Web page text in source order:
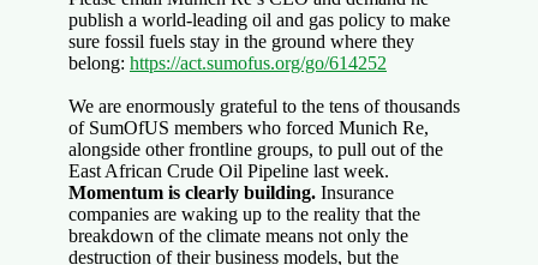
publish a world-leading oil and gas policy to make
sure fossil fuels stay in the ground where they
belong: https://act.sumofus.org/go/614252
We are enormously grateful to the tens of thousands
of SumOfUS members who forced Munich Re,
alongside other frontline groups, to pull out of the
East African Crude Oil Pipeline last week.
Momentum is clearly building. Insurance
companies are waking up to the reality that the
breakdown of the climate means not only the
destruction of their business models, but the